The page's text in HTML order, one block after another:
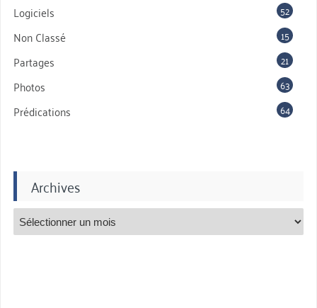
Logiciels 52
Non Classé 15
Partages 21
Photos 63
Prédications 64
Archives